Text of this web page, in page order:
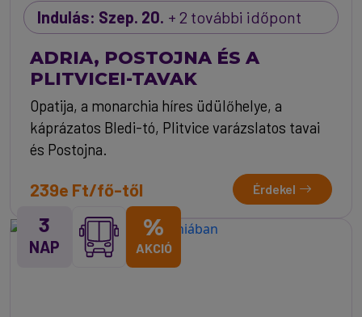
Indulás: Szep. 20. + 2 további időpont
ADRIA, POSTOJNA ÉS A
PLITVICEI-TAVAK
Opatija, a monarchia híres üdülőhelye, a
káprázatos Bledi-tó, Plitvice varázslatos tavai
és Postojna.
239e Ft/fő-től Érdekel
3
NAP
%
AKCIÓ